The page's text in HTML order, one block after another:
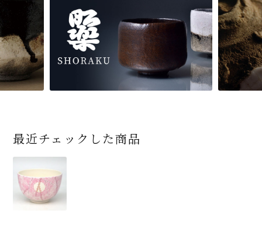
最近チェックした商品